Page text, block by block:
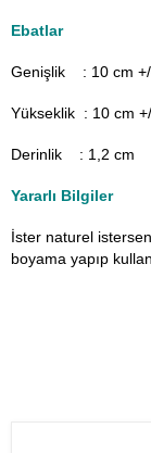
Ebatlar
Genişlik : 10 cm
Yükseklik : 10 cm
Derinlik : 1,2 cm
Yararlı Bilgiler
İster naturel
boyama yapıp